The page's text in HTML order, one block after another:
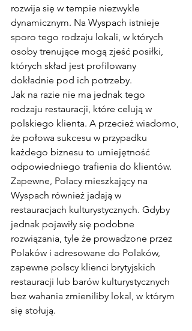
rozwija się w tempie niezwykle
dynamicznym. Na Wyspach istnieje
sporo tego rodzaju lokali, w których
osoby trenujące mogą zjeść posiłki,
których skład jest profilowany
dokładnie pod ich potrzeby.
Jak na razie nie ma jednak tego
rodzaju restauracji, które celują w
polskiego klienta. A przecież wiadomo,
że połowa sukcesu w przypadku
każdego biznesu to umiejętność
odpowiedniego trafienia do klientów.
Zapewne, Polacy mieszkający na
Wyspach również jadają w
restauracjach kulturystycznych. Gdyby
jednak pojawiły się podobne
rozwiązania, tyle że prowadzone przez
Polaków i adresowane do Polaków,
zapewne polscy klienci brytyjskich
restauracji lub barów kulturystycznych
bez wahania zmieniliby lokal, w którym
się stołują.